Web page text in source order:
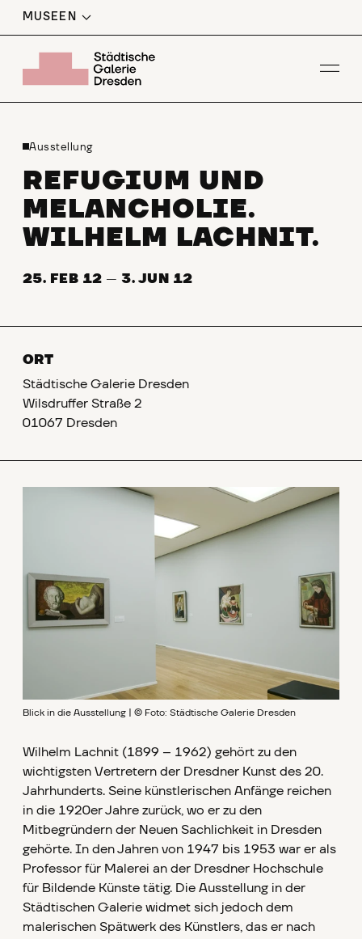
MUSEEN
Ausstellung
REFUGIUM UND
MELANCHOLIE.
WILHELM LACHNIT.
25. FEB 12 — 3. JUN 12
ORT
Städtische Galerie Dresden
Wilsdruffer Straße 2
01067 Dresden
Blick in die Ausstellung | © Foto: Städtische Galerie Dresden
Wilhelm Lachnit (1899 – 1962) gehört zu den
wichtigsten Vertretern der Dresdner Kunst des 20.
Jahrhunderts. Seine künstlerischen Anfänge reichen
in die 1920er Jahre zurück, wo er zu den
Mitbegründern der Neuen Sachlichkeit in Dresden
gehörte. In den Jahren von 1947 bis 1953 war er als
Professor für Malerei an der Dresdner Hochschule
für Bildende Künste tätig. Die Ausstellung in der
Städtischen Galerie widmet sich jedoch dem
malerischen Spätwerk des Künstlers, das er nach